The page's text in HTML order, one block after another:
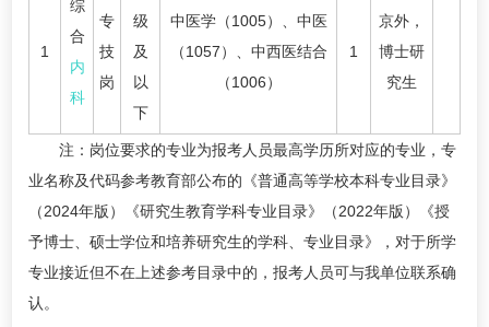
1
综
合
内
科
专
技
岗
级
及
以
下
中医学（1005）、中医
（1057）、中西医结合
（1006）
1
京外，
博士研
究生
注：岗位要求的专业为报考人员最高学历所对应的专业，专
业名称及代码参考教育部公布的《普通高等学校本科专业目录》
（2024年版）《研究生教育学科专业目录》（2022年版）《授
予博士、硕士学位和培养研究生的学科、专业目录》，对于所学
专业接近但不在上述参考目录中的，报考人员可与我单位联系确
认。